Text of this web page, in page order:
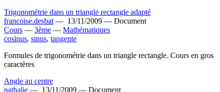
Trigonométrie dans un triangle rectangle adapté
francoise.desbat — 13/11/2009 — Document
Cours — 3ème — Mathématiques
cosinus, sinus, tangente
Formules de trigonométrie dans un triangle rectangle. Cours en gros
caractères
Angle au centre
nathalie — 13/11/2009 — Document